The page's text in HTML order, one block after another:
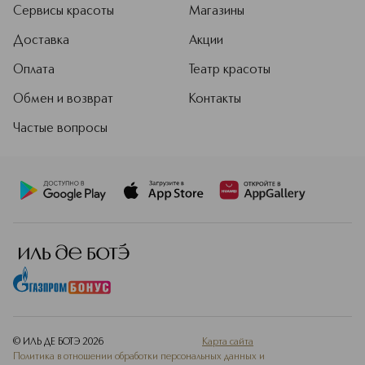
Сервисы красоты
Доставка
Оплата
Обмен и возврат
Частые вопросы
Магазины
Акции
Театр красоты
Контакты
© ИЛЬ ДЕ БОТЭ 2026
Карта сайта
Политика в отношении обработки персональных данных и